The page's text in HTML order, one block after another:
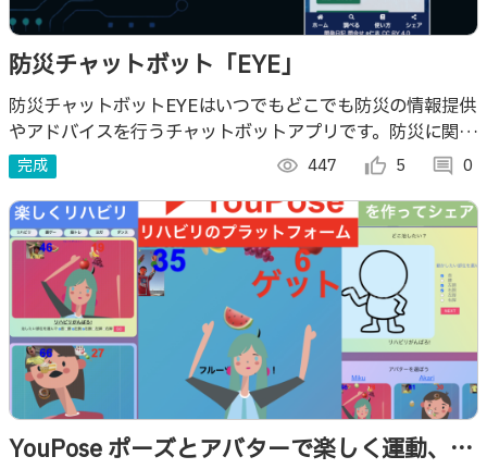
防災チャットボット「EYE」
防災チャットボットEYEはいつでもどこでも防災の情報提供
やアドバイスを行うチャットボットアプリです。防災に関す
る知識、災害経験談、地震時の避難行動の仕方など、防災に
関する様々な情報を教えてくれます。
完成 visibility 447 thumb_up_alt 5 comment 0
YouPose ポーズとアバターで楽しく運動、リ